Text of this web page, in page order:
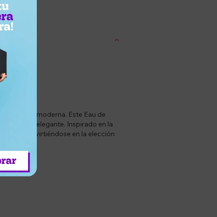
moderna. Este Eau de
elegante. Inspirado en la
convirtiéndose en la elección